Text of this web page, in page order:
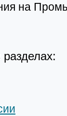
на